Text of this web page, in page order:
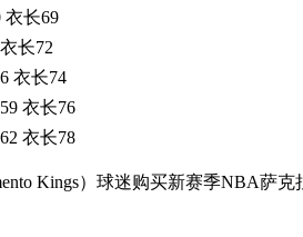
衣长69
长72
衣长74
衣长76
衣长78
Kings）球迷购买新赛季NBA萨